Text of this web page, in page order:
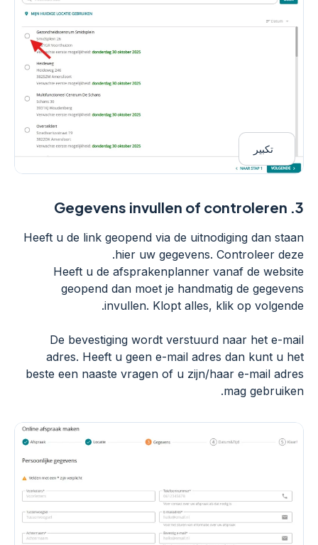
تكبير
3.
Gegevens invullen of controleren
Heeft u de link geopend via de uitnodiging dan staan
hier uw gegevens. Controleer deze.
Heeft u de afsprakenplanner vanaf de website
geopend dan moet je handmatig de gegevens
invullen. Klopt alles, klik op volgende.
De bevestiging wordt verstuurd naar het e-mail
adres. Heeft u geen e-mail adres dan kunt u het
beste een naaste vragen of u zijn/haar e-mail adres
mag gebruiken.